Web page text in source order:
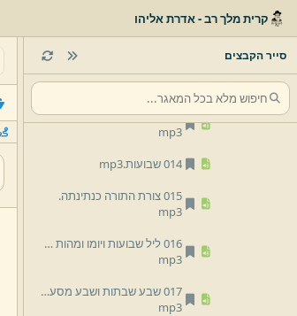
קרית מלך רב - אדרת אליהו
סייר הקבצים
mp3
mp3
013 גילוי הייחוד ביום מתן תורה.
mp3
014 שבועות.
mp3
015 צורת התורה כנתינתה.
mp3
016 ליל שבועות ויומו ומהות החג.
mp3
017 שבע שבתות ושבע מסעות.
mp3